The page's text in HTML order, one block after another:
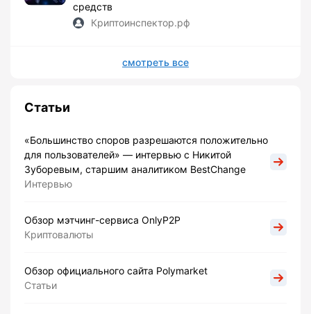
средств
Криптоинспектор.рф
смотреть все
Статьи
«Большинство споров разрешаются положительно
для пользователей» — интервью с Никитой
Зуборевым, старшим аналитиком BestChange
Интервью
Обзор мэтчинг-сервиса OnlyP2P
Криптовалюты
Обзор официального сайта Polymarket
Статьи